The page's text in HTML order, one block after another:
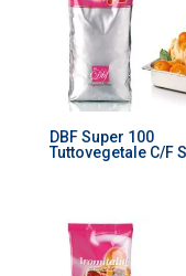
DBF Super 100
Tuttovegetale C/F